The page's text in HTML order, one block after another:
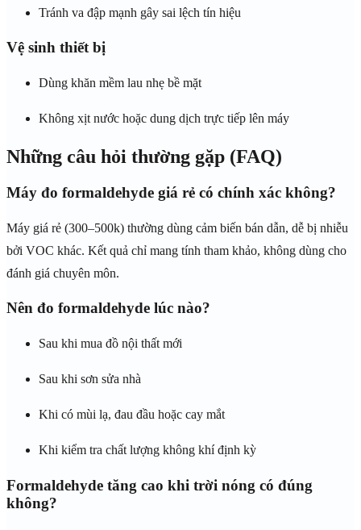
Tránh va đập mạnh gây sai lệch tín hiệu
Vệ sinh thiết bị
Dùng khăn mềm lau nhẹ bề mặt
Không xịt nước hoặc dung dịch trực tiếp lên máy
Những câu hỏi thường gặp (FAQ)
Máy đo formaldehyde giá rẻ có chính xác không?
Máy giá rẻ (300–500k) thường dùng cảm biến bán dẫn, dễ bị nhiễu
bởi VOC khác. Kết quả chỉ mang tính tham khảo, không dùng cho
đánh giá chuyên môn.
Nên đo formaldehyde lúc nào?
Sau khi mua đồ nội thất mới
Sau khi sơn sửa nhà
Khi có mùi lạ, đau đầu hoặc cay mắt
Khi kiểm tra chất lượng không khí định kỳ
Formaldehyde tăng cao khi trời nóng có đúng
không?